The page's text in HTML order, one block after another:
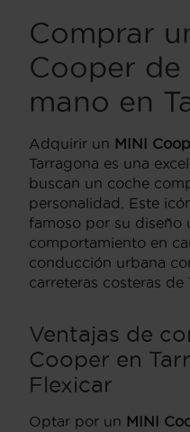
Comprar
Cooper de
mano en
Adquirir un MINI
Tarragona es una
buscan un coche
personalidad. Este
famoso por su diseño
comportamiento en
conducción urbana
carreteras costeras de
Ventajas de
Cooper en
Flexicar
Optar por un MINI